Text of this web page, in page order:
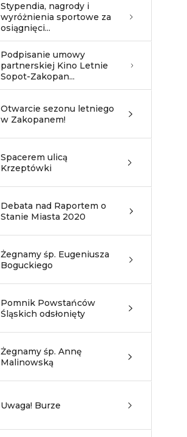
Stypendia, nagrody i
wyróżnienia sportowe za
osiągnięci...
Podpisanie umowy
partnerskiej Kino Letnie
Sopot-Zakopan...
Otwarcie sezonu letniego
w Zakopanem!
Spacerem ulicą
Krzeptówki
Debata nad Raportem o
Stanie Miasta 2020
Żegnamy śp. Eugeniusza
Boguckiego
Pomnik Powstańców
Śląskich odsłonięty
Żegnamy śp. Annę
Malinowską
Uwaga! Burze